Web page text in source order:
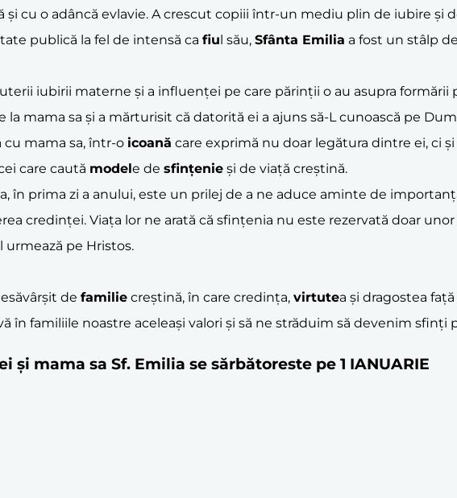
și cu o adâncă evlavie. A crescut copiii într-un mediu plin de iubire și
publică la fel de intensă ca fiul său, Sfânta Emilia a fost un stâlp
iubirii materne și a influenței pe care părinții o au asupra formării
mama sa și a mărturisit că datorită ei a ajuns să-L cunoască pe
cu mama sa, într-o icoană care exprimă nu doar legătura dintre ei, ci
care caută modele de sfințenie și de viață creștină.
în prima zi a anului, este un prilej de a ne aduce aminte de
credinței. Viața lor ne arată că sfințenia nu este rezervată doar
pe Hristos.
de familie creștină, în care credința, virtutea și dragostea
în familiile noastre aceleași valori și să ne străduim să devenim sfinți
și mama sa Sf. Emilia se sărbătoreste pe 1 IANUARIE